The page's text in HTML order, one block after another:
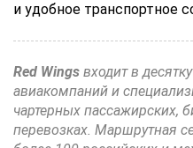
и удобное транспортное
Red Wings входит в
авиакомпаний и
чартерных пассажирских,
перевозках. Маршрутная